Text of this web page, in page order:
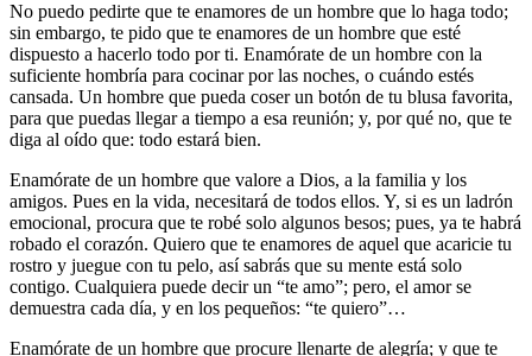
No puedo pedirte que te enamores de un hombre que lo haga todo;
sin embargo, te pido que te enamores de un hombre que esté
dispuesto a hacerlo todo por ti. Enamórate de un hombre con la
suficiente hombría para cocinar por las noches, o cuándo estés
cansada. Un hombre que pueda coser un botón de tu blusa favorita,
para que puedas llegar a tiempo a esa reunión; y, por qué no, que te
diga al oído que: todo estará bien.
Enamórate de un hombre que valore a Dios, a la familia y los
amigos. Pues en la vida, necesitará de todos ellos. Y, si es un ladrón
emocional, procura que te robé solo algunos besos; pues, ya te habrá
robado el corazón. Quiero que te enamores de aquel que acaricie tu
rostro y juegue con tu pelo, así sabrás que su mente está solo
contigo. Cualquiera puede decir un “te amo”; pero, el amor se
demuestra cada día, y en los pequeños: “te quiero”…
Enamórate de un hombre que procure llenarte de alegría; y que te